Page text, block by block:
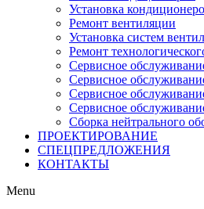
Установка
Ремонт вентиляции
Установка систем
Ремонт
Cервисное
Cервисное
Cервисное
Сервисное
Сборка нейтрального
ПРОЕКТИРОВАНИЕ
СПЕЦПРЕДЛОЖЕНИЯ
КОНТАКТЫ
Menu